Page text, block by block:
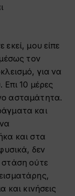
μου είπε
τον
για να
Επι 10 μέρες
ασταμάτητα.
και
και στα
δεν
στάση ούτε
και κινήσεις